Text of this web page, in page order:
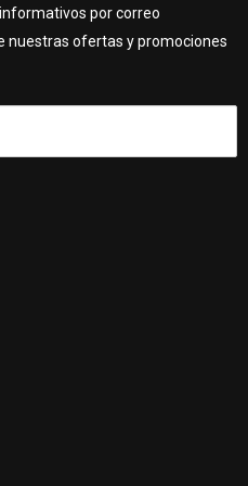
por correo
nuestras ofertas y promociones